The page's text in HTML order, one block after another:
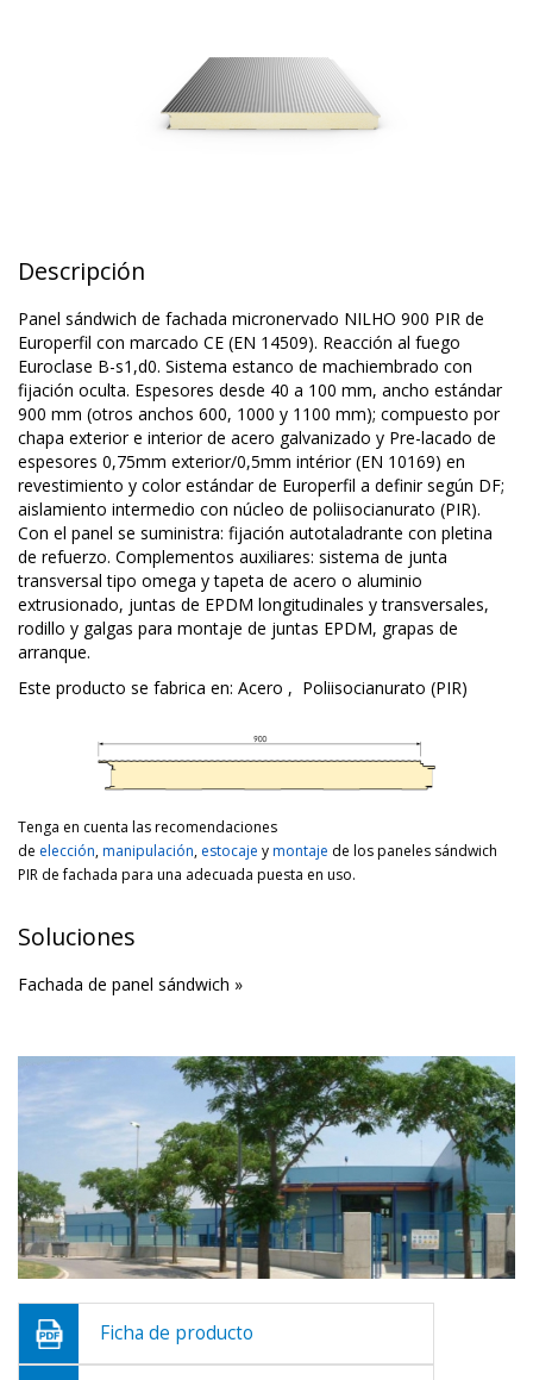
Descripción
Panel sándwich de fachada micronervado NILHO 900 PIR de
Europerfil con marcado CE (EN 14509). Reacción al fuego
Euroclase B-s1,d0. Sistema estanco de machiembrado con
fijación oculta. Espesores desde 40 a 100 mm, ancho estándar
900 mm (otros anchos 600, 1000 y 1100 mm); compuesto por
chapa exterior e interior de acero galvanizado y Pre-lacado de
espesores 0,75mm exterior/0,5mm intérior (EN 10169) en
revestimiento y color estándar de Europerfil a definir según DF;
aislamiento intermedio con núcleo de poliisocianurato (PIR).
Con el panel se suministra: fijación autotaladrante con pletina
de refuerzo. Complementos auxiliares: sistema de junta
transversal tipo omega y tapeta de acero o aluminio
extrusionado, juntas de EPDM longitudinales y transversales,
rodillo y galgas para montaje de juntas EPDM, grapas de
arranque.
Este producto se fabrica en: Acero , Poliisocianurato (PIR)
Tenga en cuenta las recomendaciones
de elección,manipulación, estocaje ymontaje de los paneles sándwich
PIR de fachada para una adecuada puesta en uso.
Soluciones
Fachada de panel sándwich »
Ficha de producto